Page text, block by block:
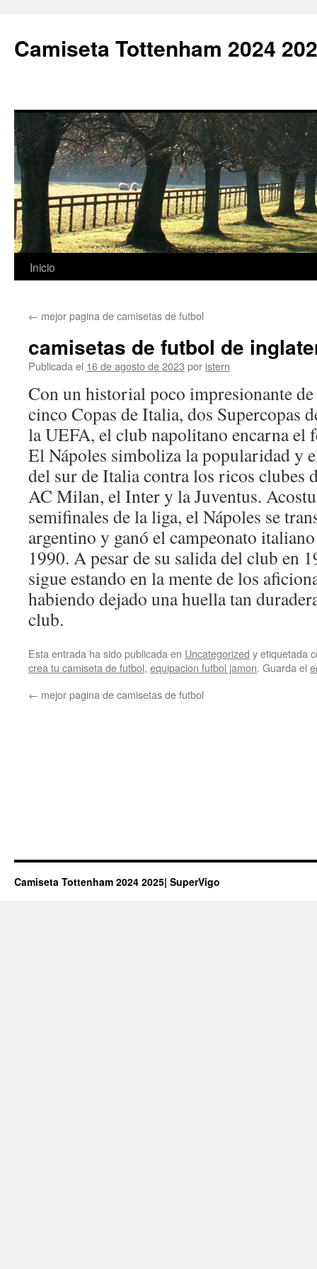
Camiseta Tottenham 2024
Saltar
contenido
Inicio
← mejor pagina de camisetas de futbol
camisetas de futbol de
Publicada el 16 de agosto de 2023 por istern
Con un historial poco impresionante
cinco Copas de Italia, dos Supercopas
la UEFA, el club napolitano encarna el
El Nápoles simboliza la popularidad y
del sur de Italia contra los ricos clubes
AC Milan, el Inter y la Juventus.
semifinales de la liga, el Nápoles se
argentino y ganó el campeonato
1990. A pesar de su salida del club en
sigue estando en la mente de los
habiendo dejado una huella tan
club.
Esta entrada ha sido publicada en Uncategorized y etiquetada
crea tu camiseta de futbol, equipacion futbol jamon. Guarda el
← mejor pagina de camisetas de futbol
Camiseta Tottenham 2024 2025| SuperVigo